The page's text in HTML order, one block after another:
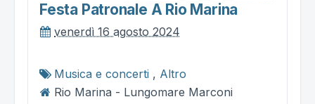
Festa Patronale A Rio Marina
venerdì 16 agosto 2024
Musica e concerti , Altro
Rio Marina - Lungomare Marconi